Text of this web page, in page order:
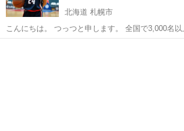
北海道 札幌市
こんにちは。 つっつと申します。 全国で3,000名以上が所属する趣味
コミュニティの運営をしております。 8/11（火）19：15～ 福井野中